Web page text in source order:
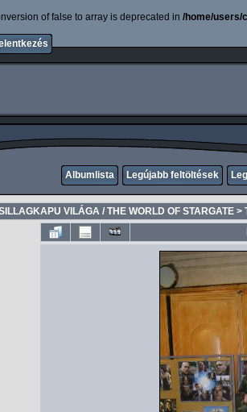
of false to array is deprecated in /home/users/
Albumlista Legújabb feltöltések
VILÁGA / THE WORLD OF STARGATE >